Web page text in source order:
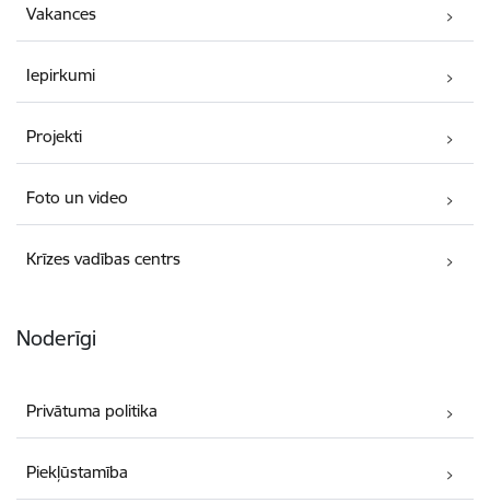
Vakances
Iepirkumi
Projekti
Foto un video
Krīzes vadības centrs
Noderīgi
Privātuma politika
Piekļūstamība